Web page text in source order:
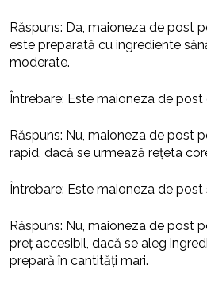
Răspuns: Da, maioneza de post
este preparată cu ingrediente
moderate.
Întrebare: Este maioneza de
Răspuns: Nu, maioneza de post
rapid, dacă se urmează rețeta
Întrebare: Este maioneza de post
Răspuns: Nu, maioneza de post
preț accesibil, dacă se aleg
prepară în cantități mari.